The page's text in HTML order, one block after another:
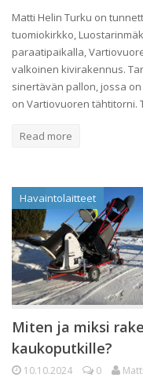
Matti Helin Turku on
tuomiokirkko,
paraatipaikalla,
valkoinen kivirakennus.
sinertävän pallon, jossa
on Vartiovuoren tähtitorni.
Read more
Havaintolaitteet
Miten ja miksi
kaukoputkille?
10.10.2024 0